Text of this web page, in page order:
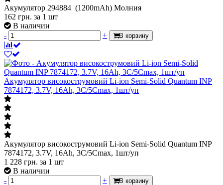
Акумулятор 294884 (1200mAh) Молния
162 грн. за 1 шт
В наличии
-
+ В корзину
Акумулятор високострумовий Li-ion Semi-Solid Quantum INP
7874172, 3.7V, 16Ah, 3C/5Cmax, 1шт/уп
Акумулятор високострумовий Li-ion Semi-Solid Quantum INP
7874172, 3.7V, 16Ah, 3C/5Cmax, 1шт/уп
1 228 грн. за 1 шт
В наличии
-
+ В корзину